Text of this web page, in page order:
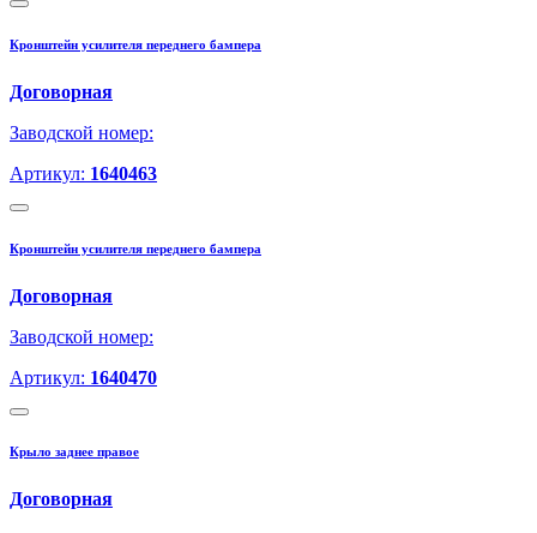
Кронштейн усилителя переднего бампера
Договорная
Заводской номер:
Артикул: 1640463
Кронштейн усилителя переднего бампера
Договорная
Заводской номер:
Артикул: 1640470
Крыло заднее правое
Договорная